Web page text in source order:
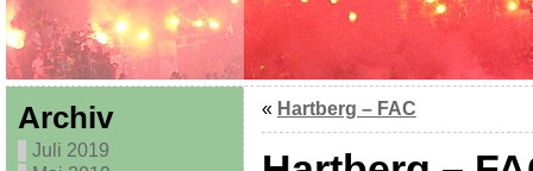
Archiv
Juli 2019
« Hartberg – FAC